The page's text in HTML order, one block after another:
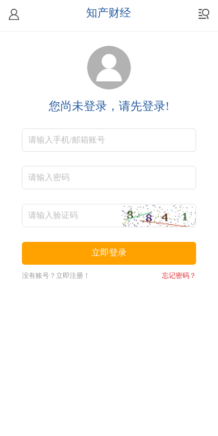
知产财经
您尚未登录，请先登录!
忘记密码？
没有账号？立即注册！